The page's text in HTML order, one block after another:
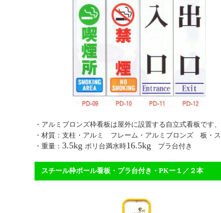
・アルミブロンズ枠看板は屋外に設置する自立式看
・材質：支柱・アルミ フレーム・アルミブロンズ 板・
・重量： 3.5kg ポリ台満水時16.5kg プラ台付き 【送
スチール枠ポール看板・プラ